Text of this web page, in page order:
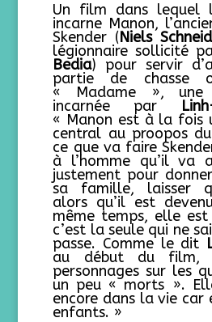
Un film dans lequel
incarne Manon,
Skender (Niels
légionnaire sollicité
Bedia) pour servir
partie de chasse
« Madame », une
incarnée par
« Manon est à la fois
central au proopos
ce que va faire
à l’homme qu’il va
justement pour
sa famille, laisser
alors qu’il est
même temps, elle
c’est la seule qui ne
passe. Comme le dit
au début du
personnages sur les
un peu « morts ».
encore dans la vie car
enfants. »